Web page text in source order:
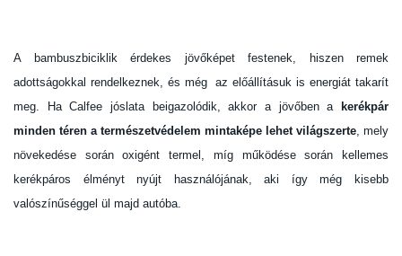
A bambuszbiciklik érdekes jövőképet festenek, hiszen remek
adottságokkal rendelkeznek, és még az előállításuk is energiát takarít
meg. Ha Calfee jóslata beigazolódik, akkor a jövőben a kerékpár
minden téren a természetvédelem mintaképe lehet világszerte , mely
növekedése során oxigént termel, míg működése során kellemes
kerékpáros élményt nyújt használójának, aki így még kisebb
valószínűséggel ül majd autóba.